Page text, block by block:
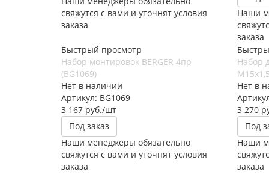
свяжутся с вами и уточнят условия
заказа
Наши
заказа
Быстрый просмотр
Набор монтировок BERGER 4пр
(BG1069)
Нет в наличии
Артикул: BG1069
3 167 руб./шт
Под заказ
Наши менеджеры обязательно
свяжутся с вами и уточнят условия
заказа
Набор
Нет в
3 270
Под
Наши
заказа